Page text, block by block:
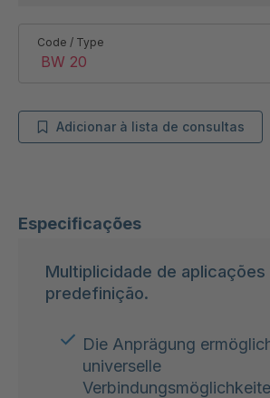
Especificações
Multiplicidade de aplicações
predefinição.
Die Anprägung
universelle
Code / Type
Adicionar à lista de consultas